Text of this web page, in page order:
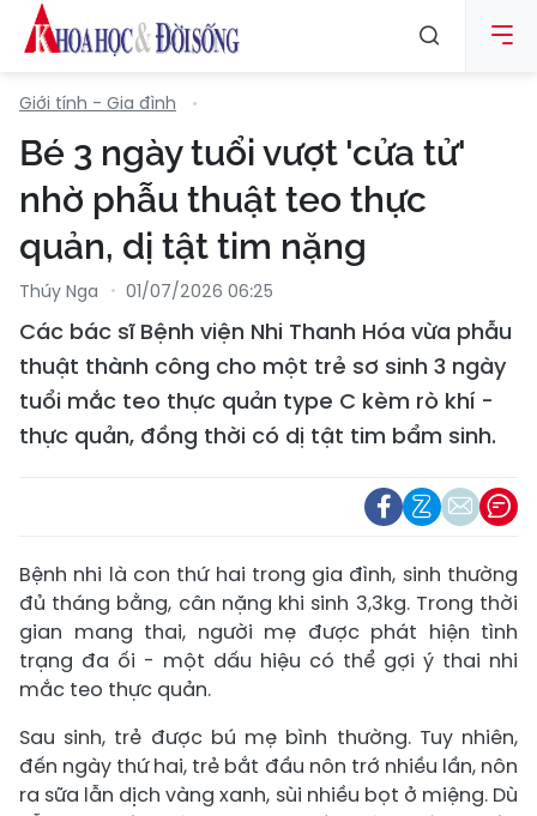
Giới tính - Gia đình
Bé 3 ngày tuổi vượt 'cửa tử'
nhờ phẫu thuật teo thực
quản, dị tật tim nặng
Thúy Nga 01/07/2026 06:25
Các bác sĩ Bệnh viện Nhi Thanh Hóa vừa phẫu
thuật thành công cho một trẻ sơ sinh 3 ngày
tuổi mắc teo thực quản type C kèm rò khí -
thực quản, đồng thời có dị tật tim bẩm sinh.
Bệnh nhi là con thứ hai trong gia đình, sinh thường
đủ tháng bằng, cân nặng khi sinh 3,3kg. Trong thời
gian mang thai, người mẹ được phát hiện tình
trạng đa ối - một dấu hiệu có thể gợi ý thai nhi
mắc teo thực quản.
Sau sinh, trẻ được bú mẹ bình thường. Tuy nhiên,
đến ngày thứ hai, trẻ bắt đầu nôn trớ nhiều lần, nôn
ra sữa lẫn dịch vàng xanh, sùi nhiều bọt ở miệng. Dù